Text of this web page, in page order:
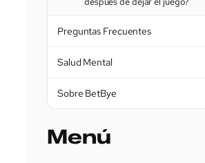
Preguntas Frecuentes
Salud Mental
Sobre BetBye
Menú